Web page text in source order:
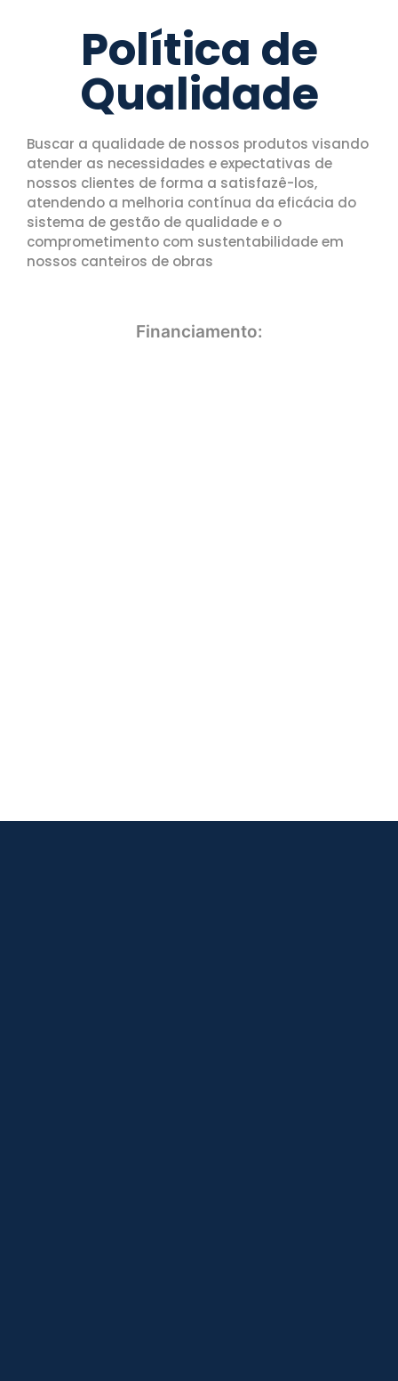
Política de
Qualidade
Buscar a qualidade de nossos produtos visando
atender as necessidades e expectativas de
nossos clientes de forma a satisfazê-los,
atendendo a melhoria contínua da eficácia do
sistema de gestão de qualidade e o
comprometimento com sustentabilidade em
nossos canteiros de obras
Financiamento: